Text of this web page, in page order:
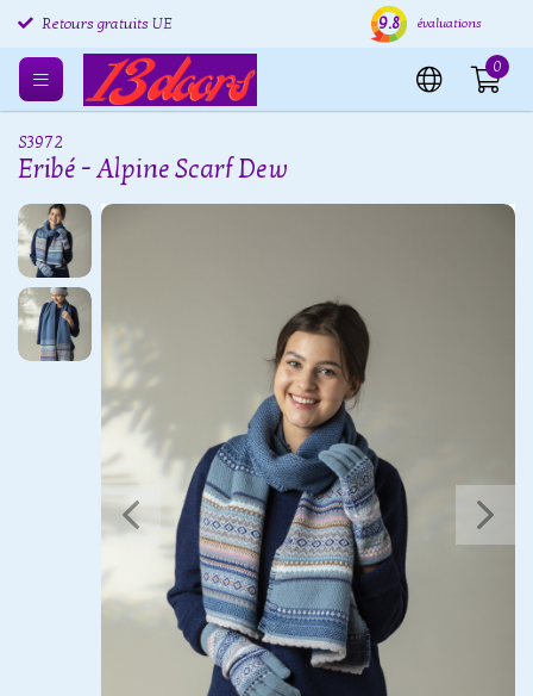
Retours gratuits UE Expédition sous 24 heures
9.8 évaluations
0
S3972
Eribé - Alpine Scarf Dew